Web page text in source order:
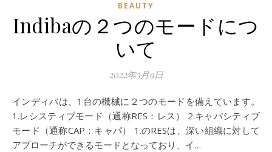
BEAUTY
Indibaの２つのモードにつ
いて
2022年3月9日
インディバは、1台の機械に２つのモードを備えています。
1.レシスティブモード（通称RES：レス） 2.キャパシティブ
モード（通称CAP：キャパ） 1.のRESは、深い組織に対して
アプローチができるモードとなっており、イ…